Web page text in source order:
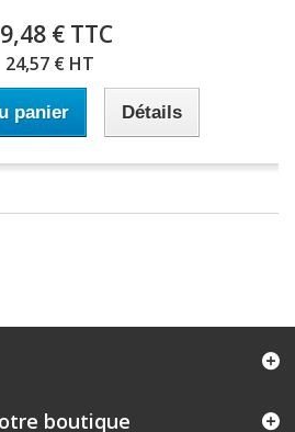
€ TTC
24,57 € HT
panier Détails
boutique